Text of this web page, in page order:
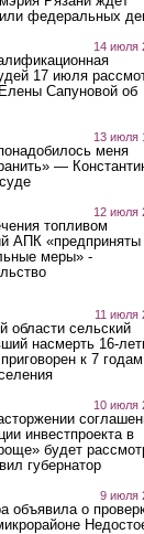
федеральных
14 июля
17 июля
Сапуновой об
13 июля
меня
—
12 июля
топливом
АПК «предприняты
меры» -
11 июля
области сельский
насмерть 16-
к 7 годам
10 июля
инвестпроекта в
будет
губернатор
9 июля
объявила о